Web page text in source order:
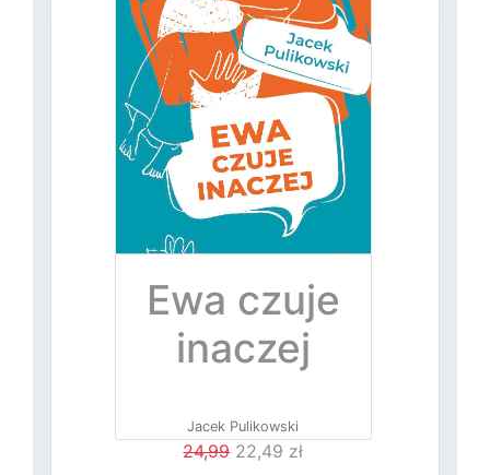
Ewa czuje
inaczej
Jacek Pulikowski
24,9922,49 zł